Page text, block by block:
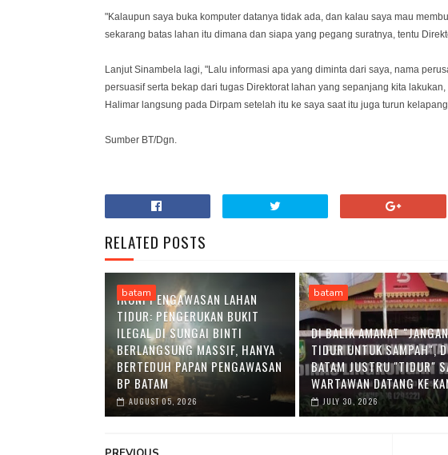
"Kalaupun saya buka komputer datanya tidak ada, dan kalau saya mau
sekarang batas lahan itu dimana dan siapa yang pegang suratnya, tentu
Lanjut Sinambela lagi, "Lalu informasi apa yang diminta dari saya, nama
persuasif serta bekap dari tugas Direktorat lahan yang sepanjang kita
Halimar langsung pada Dirpam setelah itu ke saya saat itu juga turun
Sumber BT/Dgn.
RELATED POSTS
batam
IRONI PENGAWASAN LAHAN
TIDUR: PENGERUKAN BUKIT
ILEGAL DI SUNGAI BINTI
BERLANGSUNG MASSIF, HANYA
BERTEDUH PAPAN PENGAWASAN
BP BATAM
AUGUST 05, 2026
batam
DI BALIK AMANAT "JANGAN
TIDUR UNTUK SAMPAH",
BATAM JUSTRU "TIDUR"
WARTAWAN DATANG KE
JULY 30, 2026